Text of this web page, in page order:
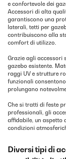
e confortevole dei
Accessori di alta
garantiscono una
laterali, tetti per
contribuiscono alla
comfort di utilizzo.
Grazie agli accessori
gazebo esistente.
raggi UV e strutture
funzionali
prolungano
Che si tratti di feste
professionali, gli
affidabile, un aspetto
condizioni
Diversi tipi di